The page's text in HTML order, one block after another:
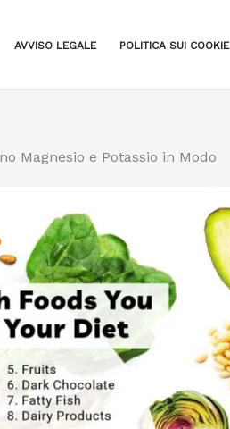
AVVISO LEGALE POLITICA SUI COOKIE
Magnesio e Potassio in Modo